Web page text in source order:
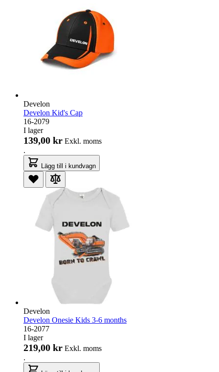
Develon
Develon Kid's Cap
16-2079
I lager
139,00 kr Exkl. moms
.
Lägg till i kundvagn
Develon
Develon Onesie Kids 3-6 months
16-2077
I lager
219,00 kr Exkl. moms
.